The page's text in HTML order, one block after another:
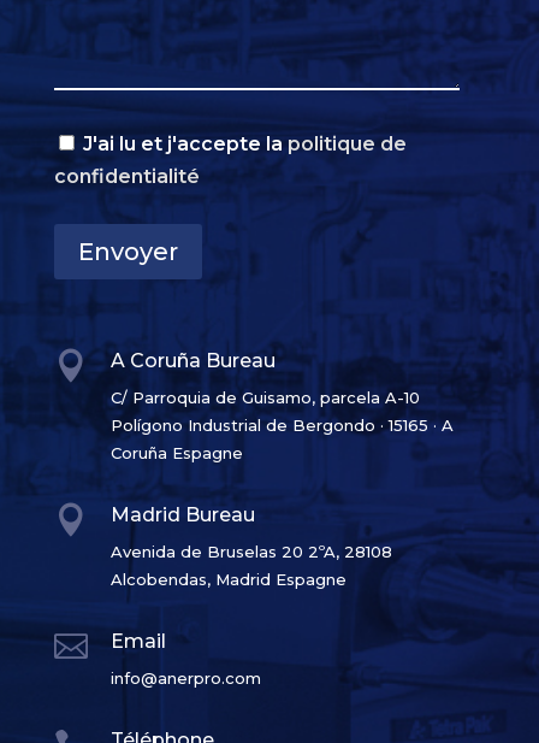
J'ai lu et j'accepte lapolitique de
confidentialité
Envoyer
 A Coruña Bureau
C/ Parroquia de Guisamo, parcela A-10
Polígono Industrial de Bergondo · 15165 · A
Coruña Espagne
 Madrid Bureau
Avenida de Bruselas 20 2ºA, 28108
Alcobendas, Madrid Espagne
 Email
info@anerpro.com